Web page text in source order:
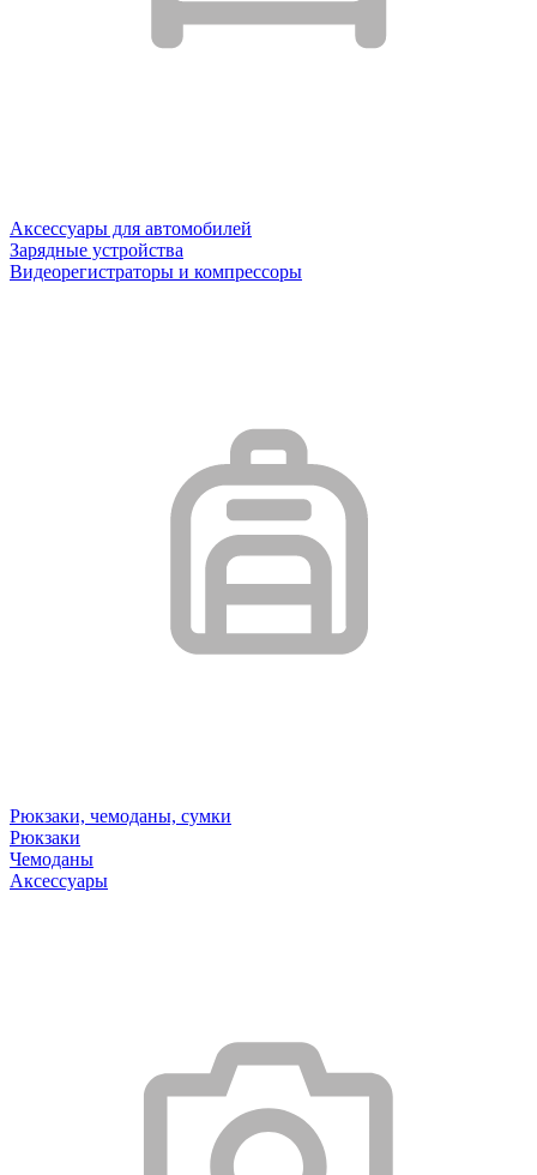
Аксессуары для автомобилей
Зарядные устройства
Видеорегистраторы и компрессоры
Рюкзаки, чемоданы, сумки
Рюкзаки
Чемоданы
Аксессуары